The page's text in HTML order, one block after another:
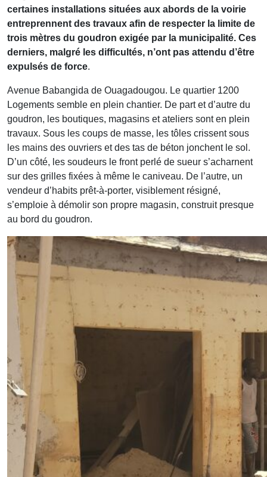
certaines installations situées aux abords de la voirie
entreprennent des travaux afin de respecter la limite de
trois mètres du goudron exigée par la municipalité. Ces
derniers, malgré les difficultés, n’ont pas attendu d’être
expulsés de force.
Avenue Babangida de Ouagadougou. Le quartier 1200
Logements semble en plein chantier. De part et d’autre du
goudron, les boutiques, magasins et ateliers sont en plein
travaux. Sous les coups de masse, les tôles crissent sous
les mains des ouvriers et des tas de béton jonchent le sol.
D’un côté, les soudeurs le front perlé de sueur s’acharnent
sur des grilles fixées à même le caniveau. De l’autre, un
vendeur d’habits prêt-à-porter, visiblement résigné,
s’emploie à démolir son propre magasin, construit presque
au bord du goudron.